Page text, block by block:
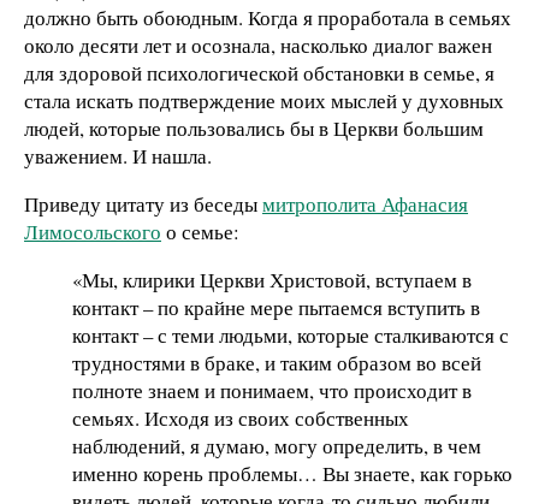
должно быть обоюдным. Когда я проработала в семьях
около десяти лет и осознала, насколько диалог важен
для здоровой психологической обстановки в семье, я
стала искать подтверждение моих мыслей у духовных
людей, которые пользовались бы в Церкви большим
уважением. И нашла.
Приведу цитату из беседымитрополита Афанасия
Лимосольского о семье:
«Мы, клирики Церкви Христовой, вступаем в
контакт – по крайне мере пытаемся вступить в
контакт – с теми людьми, которые сталкиваются с
трудностями в браке, и таким образом во всей
полноте знаем и понимаем, что происходит в
семьях. Исходя из своих собственных
наблюдений, я думаю, могу определить, в чем
именно корень проблемы… Вы знаете, как горько